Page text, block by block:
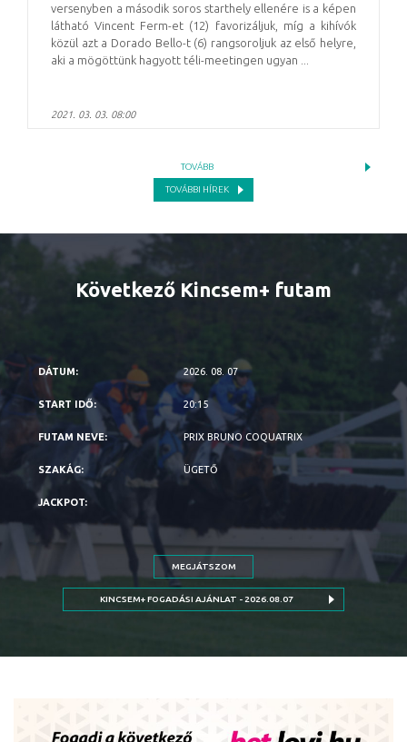
versenyben a második soros starthely ellenére is a képen
látható Vincent Ferm-et (12) favorizáljuk, míg a kihívók
közül azt a Dorado Bello-t (6) rangsoroljuk az első helyre,
aki a mögöttünk hagyott téli-meetingen ugyan ...
2021. 03. 03. 08:00
TOVÁBB
TOVÁBBI HÍREK
Következő Kincsem+ futam
2026. 08. 07
20:15
PRIX BRUNO COQUATRIX
ÜGETŐ
MEGJÁTSZOM
KINCSEM+ FOGADÁSI AJÁNLAT - 2026.08.07